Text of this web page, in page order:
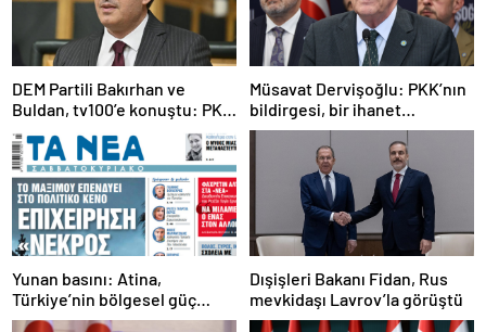
DEM Partili Bakırhan ve
Buldan, tv100’e konuştu: PKK
ne zaman kendini feshedecek
Müsavat Dervişoğlu: PKK’nın
bildirgesi, bir ihanet
açıklamasıdır
Yunan basını: Atina,
Türkiye’nin bölgesel güç
olmasını durduramadı
Dışişleri Bakanı Fidan, Rus
mevkidaşı Lavrov’la görüştü